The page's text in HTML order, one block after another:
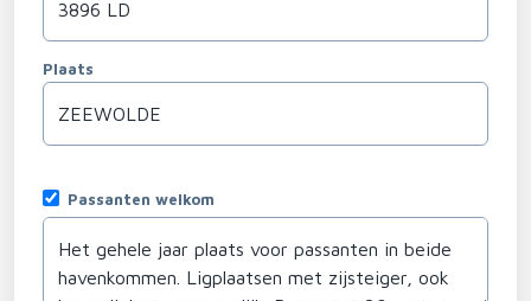
Plaats
Passanten welkom